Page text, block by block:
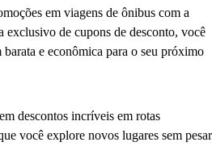
em viagens de ônibus com a
exclusivo de cupons de desconto, você
e econômica para o seu próximo
descontos incríveis em rotas
você explore novos lugares sem pesar